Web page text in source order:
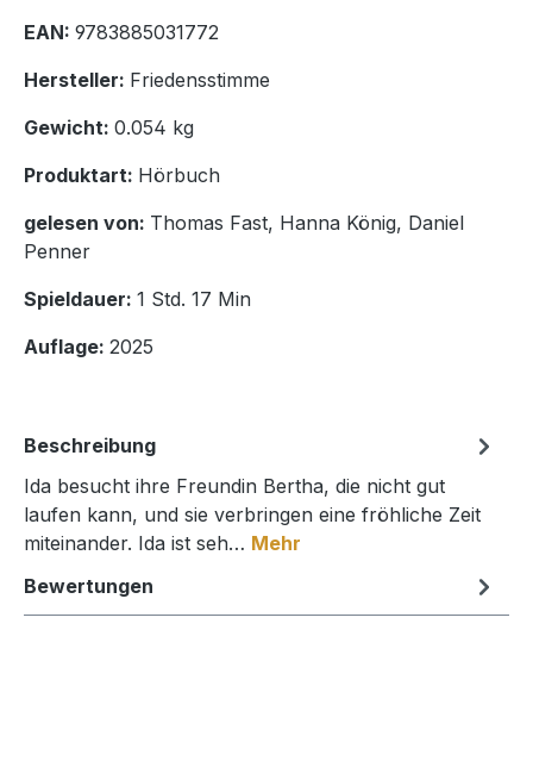
EAN: 9783885031772
Hersteller: Friedensstimme
Gewicht: 0.054 kg
Produktart: Hörbuch
gelesen von: Thomas Fast, Hanna König, Daniel
Penner
Spieldauer: 1 Std. 17 Min
Auflage: 2025
Beschreibung
Ida besucht ihre Freundin Bertha, die nicht gut
laufen kann, und sie verbringen eine fröhliche Zeit
miteinander. Ida ist seh… Mehr
Bewertungen